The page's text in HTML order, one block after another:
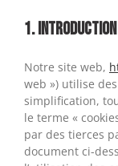
1. Introduction
Notre site web,
web ») utilise
simplification,
le terme «
par des tierces
document ci-